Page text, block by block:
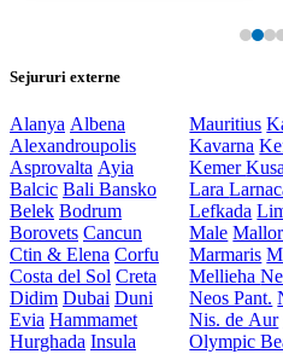
Sejururi externe
Alanya Albena
Alexandroupolis
Asprovalta Ayia
Balcic Bali Bansko
Belek Bodrum
Borovets Cancun
Ctin & Elena Corfu
Costa del Sol Creta
Didim Dubai Duni
Evia Hammamet
Hurghada Insula
Mauritius
Kavarna
Kemer
Lara
Lefkada
Male
Marmaris
Mellieha
Neos Pant.
Nis. de Aur
Olympic